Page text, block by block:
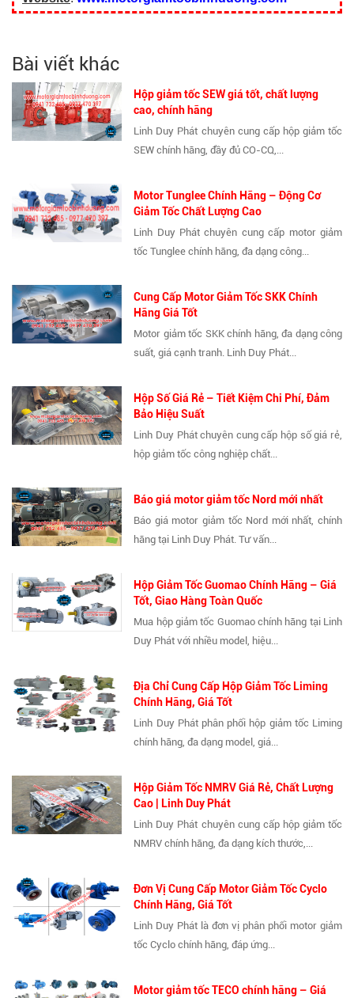
Bài viết khác
Hộp giảm tốc SEW giá tốt, chất lượng
cao, chính hãng
Linh Duy Phát chuyên cung cấp hộp giảm tốc
SEW chính hãng, đầy đủ CO-CQ,...
Motor Tunglee Chính Hãng – Động Cơ
Giảm Tốc Chất Lượng Cao
Linh Duy Phát chuyên cung cấp motor giảm
tốc Tunglee chính hãng, đa dạng công...
Cung Cấp Motor Giảm Tốc SKK Chính
Hãng Giá Tốt
Motor giảm tốc SKK chính hãng, đa dạng công
suất, giá cạnh tranh. Linh Duy Phát...
Hộp Số Giá Rẻ – Tiết Kiệm Chi Phí, Đảm
Bảo Hiệu Suất
Linh Duy Phát chuyên cung cấp hộp số giá rẻ,
hộp giảm tốc công nghiệp chất...
Báo giá motor giảm tốc Nord mới nhất
Báo giá motor giảm tốc Nord mới nhất, chính
hãng tại Linh Duy Phát. Tư vấn...
Hộp Giảm Tốc Guomao Chính Hãng – Giá
Tốt, Giao Hàng Toàn Quốc
Mua hộp giảm tốc Guomao chính hãng tại Linh
Duy Phát với nhiều model, hiệu...
Địa Chỉ Cung Cấp Hộp Giảm Tốc Liming
Chính Hãng, Giá Tốt
Linh Duy Phát phân phối hộp giảm tốc Liming
chính hãng, đa dạng model, giá...
Hộp Giảm Tốc NMRV Giá Rẻ, Chất Lượng
Cao | Linh Duy Phát
Linh Duy Phát chuyên cung cấp hộp giảm tốc
NMRV chính hãng, đa dạng kích thước,...
Đơn Vị Cung Cấp Motor Giảm Tốc Cyclo
Chính Hãng, Giá Tốt
Linh Duy Phát là đơn vị phân phối motor giảm
tốc Cyclo chính hãng, đáp ứng...
Motor giảm tốc TECO chính hãng – Giá